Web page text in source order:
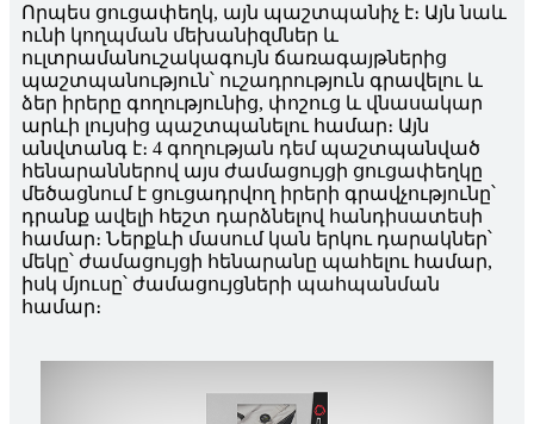
Որպես ցուցափեղկ, այն պաշտպանիչ է։ Այն նաև
ունի կողպման մեխանիզմներ և
ուլտրամանուշակագույն ճառագայթներից
պաշտպանություն՝ ուշադրություն գրավելու և
ձեր իրերը գողությունից, փոշուց և վնասակար
արևի լույսից պաշտպանելու համար։ Այն
անվտանգ է։ 4 գողության դեմ պաշտպանված
հենարաններով այս ժամացույցի ցուցափեղկը
մեծացնում է ցուցադրվող իրերի գրավչությունը՝
դրանք ավելի հեշտ դարձնելով հանդիսատեսի
համար։ Ներքևի մասում կան երկու դարակներ՝
մեկը՝ ժամացույցի հենարանը պահելու համար,
իսկ մյուսը՝ ժամացույցների պահպանման
համար։